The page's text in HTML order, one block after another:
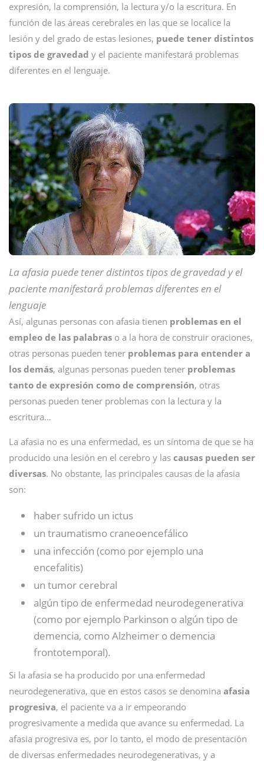
expresión, la comprensión, la lectura y/o la escritura. En
función de las áreas cerebrales en las que se localice la
lesión y del grado de estas lesiones, puede tener distintos
tipos de gravedad y el paciente manifestará problemas
diferentes en el lenguaje.
La afasia puede tener distintos tipos de gravedad y el
paciente manifestará problemas diferentes en el
lenguaje
Así, algunas personas con afasia tienen problemas en el
empleo de las palabras o a la hora de construir oraciones,
otras personas pueden tener problemas para entender a
los demás, algunas personas pueden tener problemas
tanto de expresión como de comprensión, otras
personas pueden tener problemas con la lectura y la
escritura…
La afasia no es una enfermedad, es un síntoma de que se ha
producido una lesión en el cerebro y las causas pueden ser
diversas. No obstante, las principales causas de la afasia
son:
haber sufrido un ictus
un traumatismo craneoencefálico
una infección (como por ejemplo una
encefalitis)
un tumor cerebral
algún tipo de enfermedad neurodegenerativa
(como por ejemplo Parkinson o algún tipo de
demencia, como Alzheimer o demencia
frontotemporal).
Si la afasia se ha producido por una enfermedad
neurodegenerativa, que en estos casos se denomina afasia
progresiva, el paciente va a ir empeorando
progresivamente a medida que avance su enfermedad. La
afasia progresiva es, por lo tanto, el modo de presentación
de diversas enfermedades neurodegenerativas, y a